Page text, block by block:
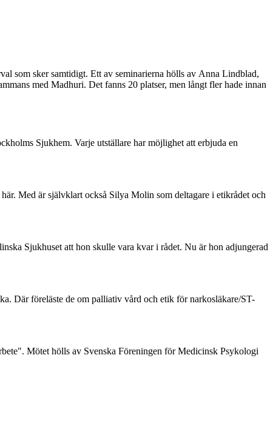
som sker samtidigt. Ett av seminarierna hölls av Anna Lindblad,
med Madhuri. Det fanns 20 platser, men långt fler hade innan
Sjukhem. Varje utställare har möjlighet att erbjuda en
Med är självklart också Silya Molin som deltagare i etikrådet och
Sjukhuset att hon skulle vara kvar i rådet. Nu är hon adjungerad
Där föreläste de om palliativ vård och etik för narkosläkare/ST-
Mötet hölls av Svenska Föreningen för Medicinsk Psykologi